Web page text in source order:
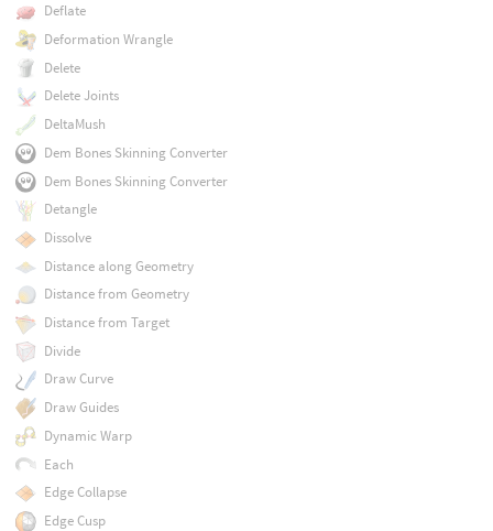
Deflate
Deformation Wrangle
Delete
Delete Joints
DeltaMush
Dem Bones Skinning Converter
Dem Bones Skinning Converter
Detangle
Dissolve
Distance along Geometry
Distance from Geometry
Distance from Target
Divide
Draw Curve
Draw Guides
Dynamic Warp
Each
Edge Collapse
Edge Cusp